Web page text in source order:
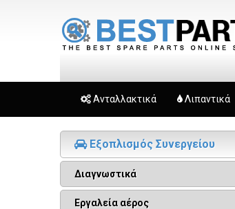
Ανταλλακτικά Λιπαντικά
Εξοπλισμός Συνεργείου
Διαγνωστικά
Εργαλεία αέρος